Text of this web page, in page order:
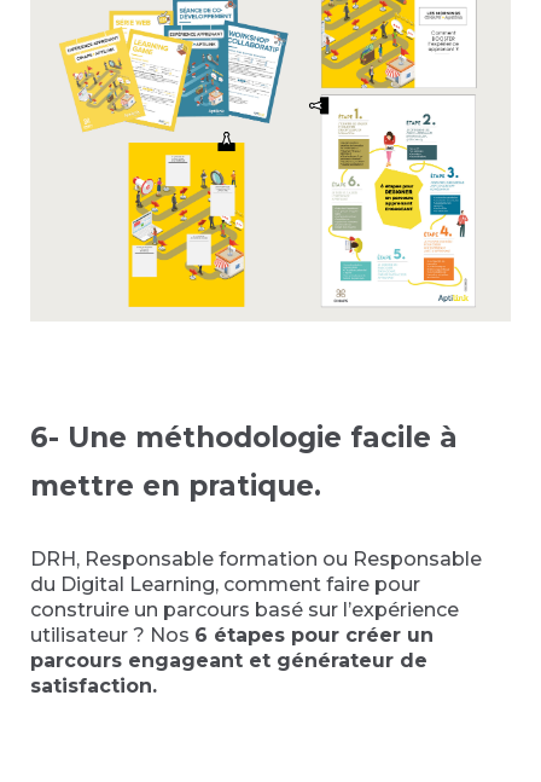
6- Une méthodologie facile à
mettre en pratique.
DRH, Responsable formation ou Responsable
du Digital Learning, comment faire pour
construire un parcours basé sur l’expérience
utilisateur ? Nos 6 étapes pour créer un
parcours engageant et générateur de
satisfaction.